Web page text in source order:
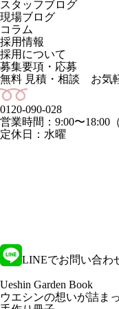
スタッフブログ
現場ブログ
コラム
採用情報
採用について
募集要項・応募
無料 見積・相談 お気
0120-090-028
営業時間：9:00〜18:00
定休日：水曜
LINEでお問い合わ
Ueshin Garden Book
ウエシンの想いが詰ま